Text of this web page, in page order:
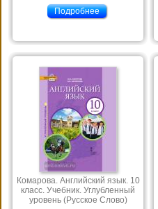
Подробнее
Комарова. Английский язык. 10
класс. Учебник. Углубленный
уровень (Русское Слово)